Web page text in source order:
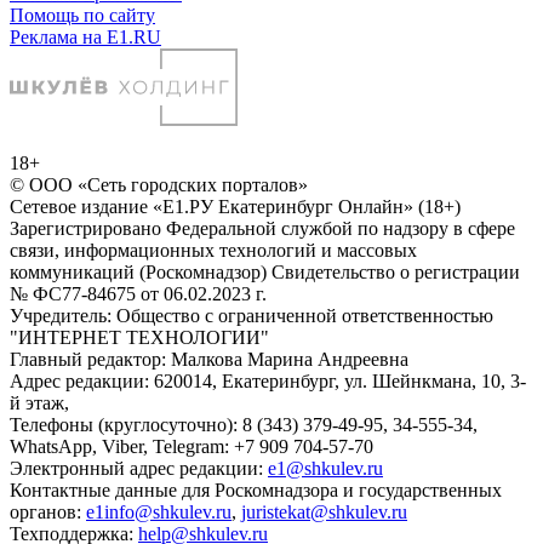
Помощь по сайту
Реклама на E1.RU
18+
© ООО «Сеть городских порталов»
Сетевое издание «Е1.РУ Екатеринбург Онлайн» (18+)
Зарегистрировано Федеральной службой по надзору в сфере
связи, информационных технологий и массовых
коммуникаций (Роскомнадзор) Свидетельство о регистрации
№ ФС77-84675 от 06.02.2023 г.
Учредитель: Общество с ограниченной ответственностью
"ИНТЕРНЕТ ТЕХНОЛОГИИ"
Главный редактор: Малкова Марина Андреевна
Адрес редакции: 620014, Екатеринбург, ул. Шейнкмана, 10, 3-
й этаж,
Телефоны (круглосуточно): 8 (343) 379-49-95, 34-555-34,
WhatsApp, Viber, Telegram: +7 909 704-57-70
Электронный адрес редакции: e1@shkulev.ru
Контактные данные для Роскомнадзора и государственных
органов: e1info@shkulev.ru, juristekat@shkulev.ru
Техподдержка: help@shkulev.ru